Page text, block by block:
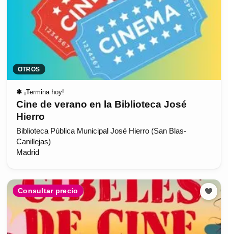
OTROS
✱ ¡Termina hoy!
Cine de verano en la Biblioteca José
Hierro
Biblioteca Pública Municipal José Hierro (San Blas-
Canillejas)
Madrid
Consultar precio